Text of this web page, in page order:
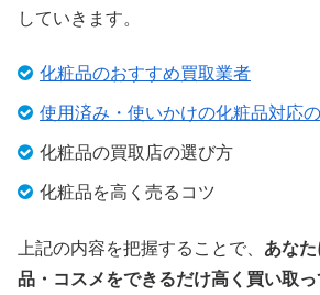
していきます。
化粧品のおすすめ買取業者
使用済み・使いかけの化粧品対応
化粧品の買取店の選び方
化粧品を高く売るコツ
上記の内容を把握することで、 あな
品・コスメをできるだけ高く買い取